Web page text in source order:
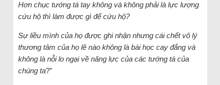
Hơn chục tướng tá tay không và không phải là lực lượng
cứu hộ thì làm được gì để cứu hộ?
Sự liều mình của họ được ghi nhận nhưng cái chết vô lý
thương tâm của họ lẽ nào không là bài học cay đắng và
không là nỗi lo ngại về năng lực của các tướng tá của
chúng ta?”